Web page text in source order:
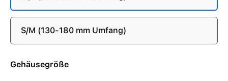
S/M (130-180 mm Umfang)
Gehäusegröße